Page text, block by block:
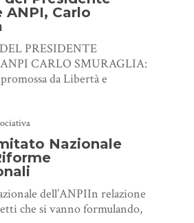
ANPI, Carlo
PRESIDENTE
CARLO SMURAGLIA:
da Libertà e
Nazionale
dell’ANPIIn relazione
che si vanno formulando,